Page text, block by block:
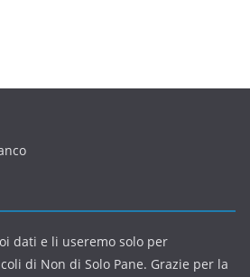
dati e li useremo solo per
di Non di Solo Pane. Grazie per la